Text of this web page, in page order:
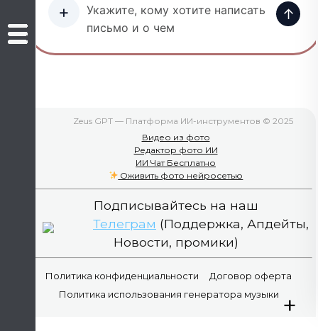
+ ↑
Zeus GPT — Платформа ИИ-инструментов © 2025
Видео из фото
Редактор фото ИИ
ИИ Чат Бесплатно
Оживить фото нейросетью
Подписывайтесь на наш
Телеграм (Поддержка, Апдейты,
Новости, промики)
Политика конфиденциальности
Договор оферта
Политика использования генератора музыки +